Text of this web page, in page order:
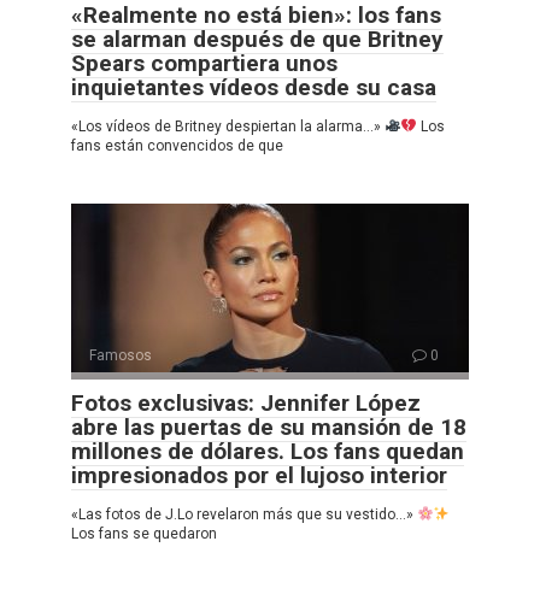
«Realmente no está bien»: los fans
se alarman después de que Britney
Spears compartiera unos
inquietantes vídeos desde su casa
«Los vídeos de Britney despiertan la alarma…»
Los
fans están convencidos de que
Famosos 0
Fotos exclusivas: Jennifer López
abre las puertas de su mansión de 18
millones de dólares. Los fans quedan
impresionados por el lujoso interior
«Las fotos de J.Lo revelaron más que su vestido…»
Los fans se quedaron